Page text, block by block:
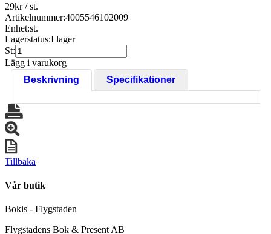
29kr/ st.
Artikelnummer:4005546102009
Enhet:st.
Lagerstatus:I lager
St:
Lägg i varukorg
Beskrivning
Specifikationer
Tillbaka
Vår butik
Bokis - Flygstaden
Flygstadens Bok & Present AB